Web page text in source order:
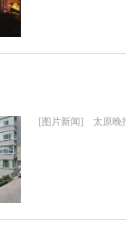
[图片新闻] 太原晚